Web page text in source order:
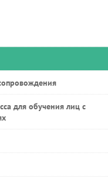
для обучения лиц с